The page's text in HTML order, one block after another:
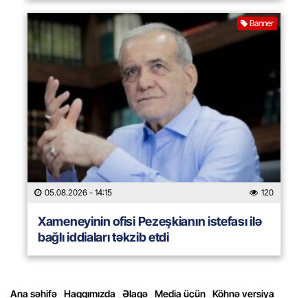
Banner
05.08.2026 - 14:15 120
Xameneyinin ofisi Pezeşkianın istefası ilə
bağlı iddiaları təkzib etdi
Ana səhifə Haqqımızda Əlaqə Media üçün Köhnə versiya